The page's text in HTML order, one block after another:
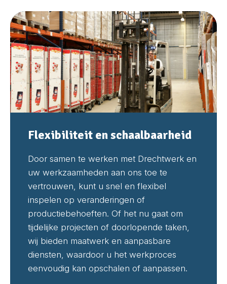
Flexibiliteit en schaalbaarheid
Door samen te werken met Drechtwerk en
uw werkzaamheden aan ons toe te
vertrouwen, kunt u snel en flexibel
inspelen op veranderingen of
productiebehoeften. Of het nu gaat om
tijdelijke projecten of doorlopende taken,
wij bieden maatwerk en aanpasbare
diensten, waardoor u het werkproces
eenvoudig kan opschalen of aanpassen.